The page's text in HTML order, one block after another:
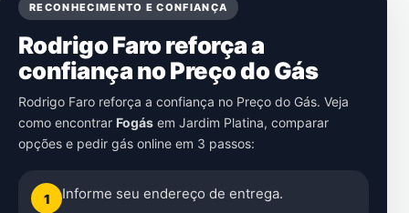
RECONHECIMENTO E CONFIANÇA
Rodrigo Faro reforça a
confiança no Preço do Gás
Rodrigo Faro reforça a confiança no Preço do Gás. Veja
como encontrar Fogás em Jardim Platina, comparar
opções e pedir gás online em 3 passos:
1 Informe seu endereço de entrega.